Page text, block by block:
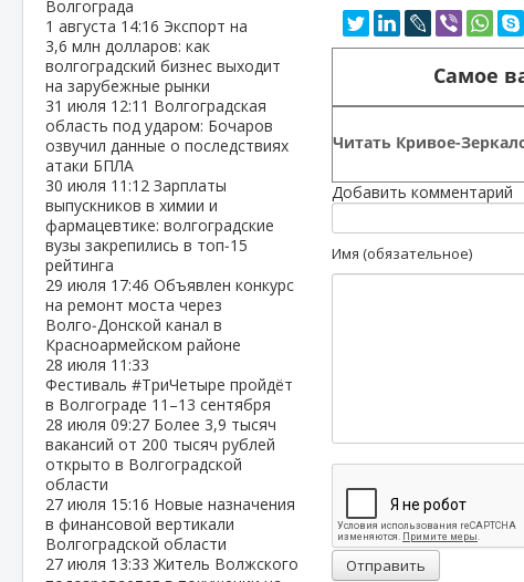
Волгограда
1 августа 14:16 Экспорт на
3,6 млн долларов: как
волгоградский бизнес выходит
на зарубежные рынки
31 июля 12:11 Волгоградская
область под ударом: Бочаров
озвучил данные о последствиях
атаки БПЛА
30 июля 11:12 Зарплаты
выпускников в химии и
фармацевтике: волгоградские
вузы закрепились в топ‑15
рейтинга
29 июля 17:46 Объявлен конкурс
на ремонт моста через
Волго‑Донской канал в
Красноармейском районе
28 июля 11:33
Фестиваль #ТриЧетыре пройдёт
в Волгограде 11–13 сентября
28 июля 09:27 Более 3,9 тысяч
вакансий от 200 тысяч рублей
открыто в Волгоградской
области
27 июля 15:16 Новые назначения
в финансовой вертикали
Волгоградской области
27 июля 13:33Житель Волжского
Самое
Читать Кривое-
Добавить комментарий
Имя (обязательное)
Отправить